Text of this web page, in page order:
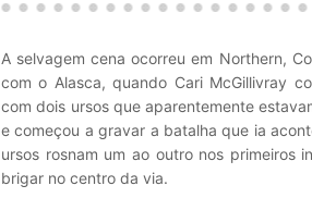
A selvagem cena ocorreu em Northern,
com o Alasca, quando Cari McGillivray
com dois ursos que aparentemente
e começou a gravar a batalha que ia
ursos rosnam um ao outro nos primeiros
brigar no centro da via.